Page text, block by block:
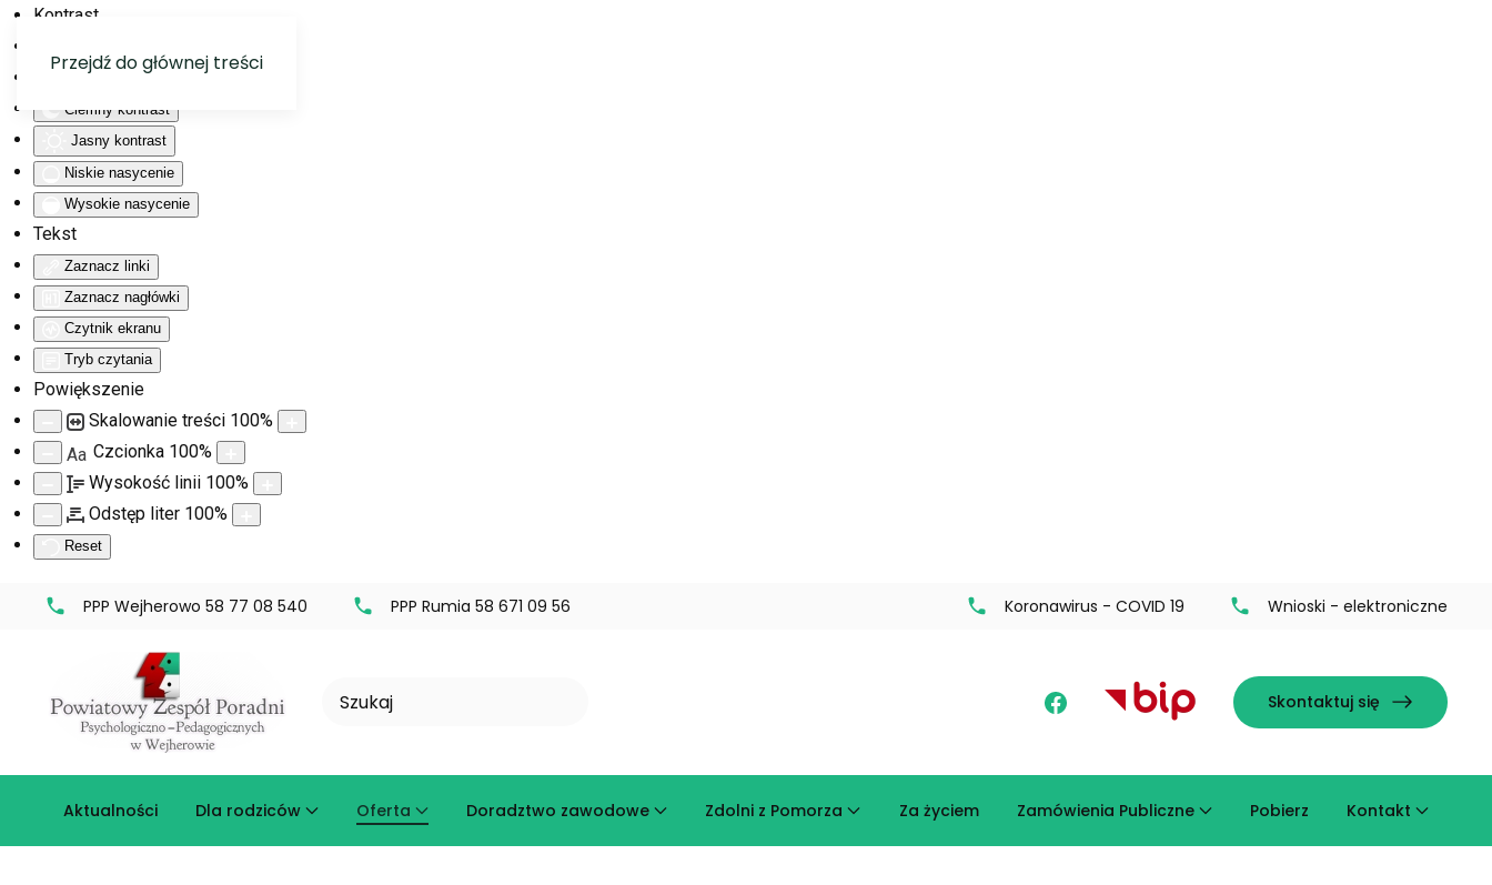
Kontrast
Monochromatyczny
Ciemny kontrast
Jasny kontrast
Niskie nasycenie
Wysokie nasycenie
Tekst
Zaznacz linki
Zaznacz nagłówki
Czytnik ekranu
Tryb czytania
Powiększenie
Skalowanie treści 100%
Aa Czcionka 100%
Wysokość linii 100%
Odstęp liter 100%
Reset
Przejdź do głównej treści
PPP Wejherowo 58 77 08 540 PPP Rumia 58 671 09 56 Koronawirus - COVID 19 Wnioski - elektroniczne
Skontaktuj się
Aktualności Dla rodziców Oferta Doradztwo zawodowe Zdolni z Pomorza Za życiem Zamówienia Publiczne Pobierz Kontakt